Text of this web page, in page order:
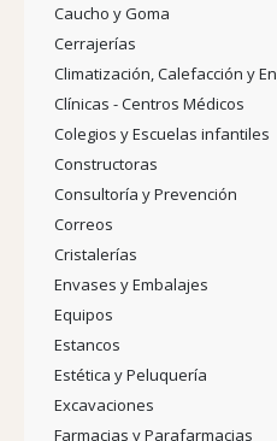
Caucho y Goma
Cerrajerías
Climatización, Calefacción y
Clínicas - Centros Médicos
Colegios y Escuelas infantiles
Constructoras
Consultoría y Prevención
Correos
Cristalerías
Envases y Embalajes
Equipos
Estancos
Estética y Peluquería
Excavaciones
Farmacias y Parafarmacias